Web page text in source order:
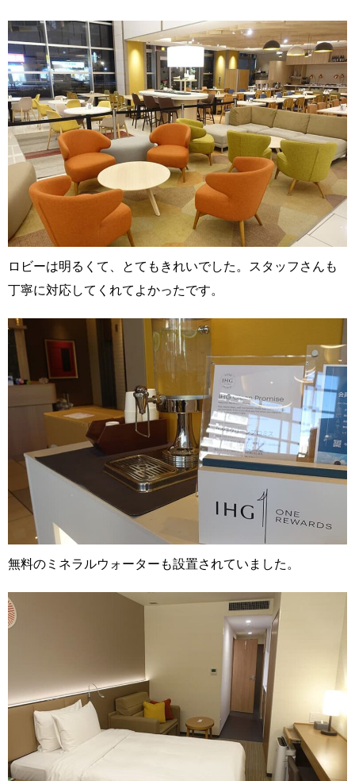
ロビーは明るくて、とてもきれいでした。スタッフさんも
丁寧に対応してくれてよかったです。
無料のミネラルウォーターも設置されていました。